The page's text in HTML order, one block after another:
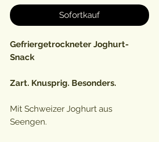
Sofortkauf
Gefriergetrockneter Joghurt-
Snack
Zart. Knusprig. Besonders.
Mit Schweizer Joghurt aus
Seengen.